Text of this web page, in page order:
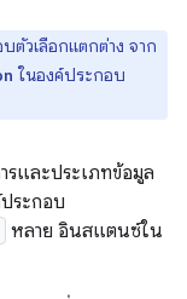
ตัวเลือกแตกต่าง จาก
ในองค์ประกอบ
รและประเภทข้อมูล
ระกอบ
หลาย อินสแตนซ์ใน